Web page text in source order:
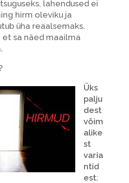
lahendused ei
hirm oleviku ja
üha reaalsemaks.
et sa näed maailma
Üks
palju
dest
võim
alike
st
varia
ntid
est: